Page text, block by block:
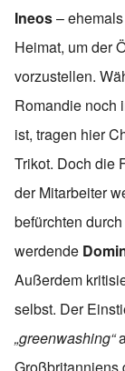
Ineos–
Heimat, um der
vorzustellen.
Romandie noch
ist, tragen hier
Trikot. Doch die
der Mitarbeiter
befürchten
werdende
Außerdem
selbst. Der
„greenwashing“